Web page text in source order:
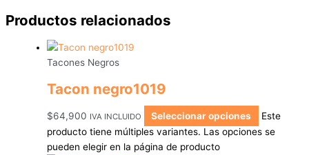
Productos relacionados
Tacones Negros
Tacon negro1019
$64,900 IVA INCLUIDO Seleccionar opciones
Este
producto tiene múltiples variantes. Las opciones se
pueden elegir en la página de producto